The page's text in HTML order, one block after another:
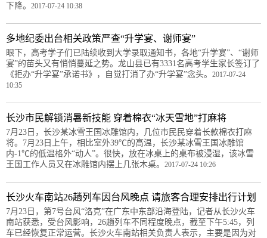
下降。 2017-07-24 10:38
多地纪委出台相关政策严查“升学宴、谢师宴”
眼下，高考学子们已陆续收到大学录取通知书，各地“升学宴”、“谢师
宴”的苗头又有悄悄蔓延之势。龙山县已有3331名高考学生家长签订了
《拒办“升学宴”承诺书》，自觉打消了办“升学宴”念头。 2017-07-24
10:35
长沙市民解锁消暑新技能 穿着棉衣“冰天雪地”打麻将
7月23日，长沙某冰雪王国冰雕馆内，几位市民民穿着长款棉衣打麻
将。7月23日上午，相比室外39℃的高温，长沙某冰雪王国冰雕馆
内-1℃的低温格外“动人”。很快，放在冰桌上的桌布被浸湿，该冰雪
王国工作人员又在冰雕馆内摆上几张木桌。 2017-07-24 10:26
长沙火车南站26趟列车因台风晚点 请旅客合理安排出行计划
7月23日，第7号台风“洛克”在广东中东部沿海登陆，记者从长沙火车
南站获悉，受台风影响，26趟列车不同程度晚点，截至下午5:45，列
车已经恢复正常运营。长沙火车南站相关负责人表示，主要是因为对